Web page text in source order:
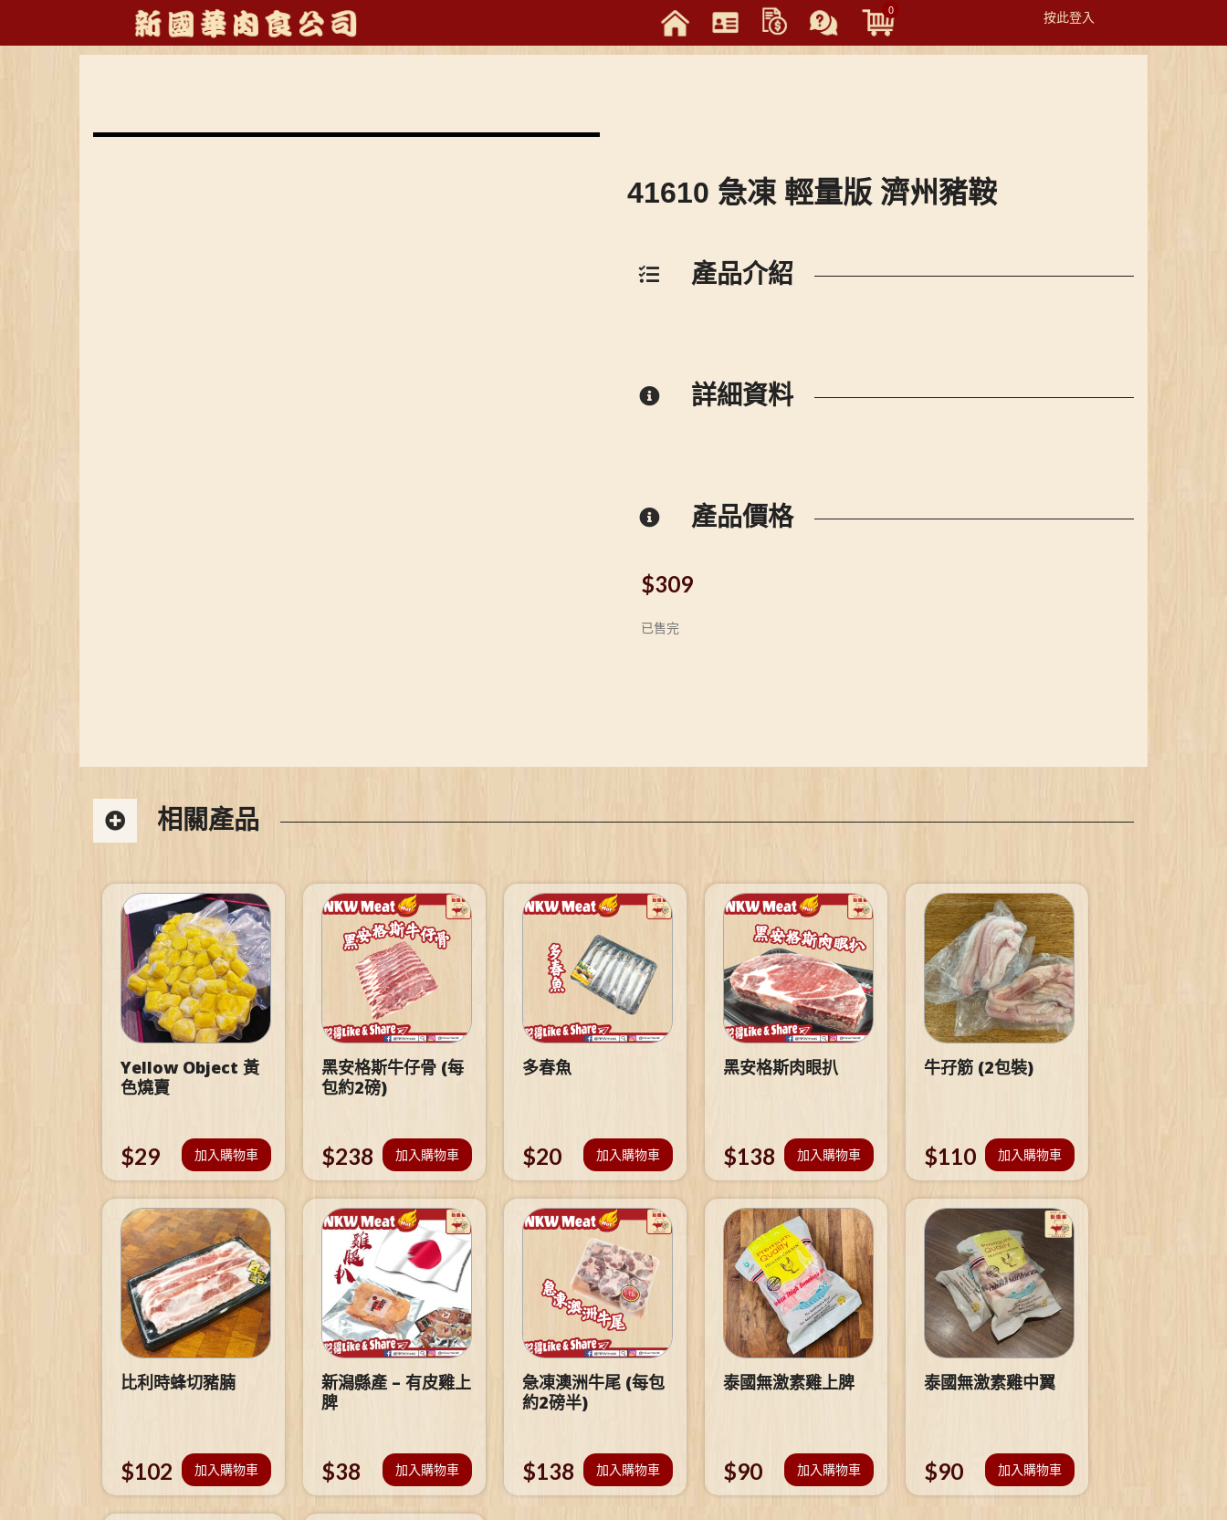
0 按此登入
Toggle
41610 急凍 輕量版 濟州豬鞍
產品介紹
詳細資料
產品價格
$309
已售完
相關產品
Yellow Object 黃
色燒賣
$29 加入購物車
黑安格斯牛仔骨 (每
包約2磅)
$238 加入購物車
多春魚
$20 加入購物車
黑安格斯肉眼扒
$138 加入購物車
牛孖筋 (2包裝)
$110 加入購物車
比利時蜂切豬腩
$102 加入購物車
新潟縣產 – 有皮雞上
脾
$38 加入購物車
急凍澳洲牛尾 (每包
約2磅半)
$138 加入購物車
泰國無激素雞上脾
$90 加入購物車
泰國無激素雞中翼
$90 加入購物車